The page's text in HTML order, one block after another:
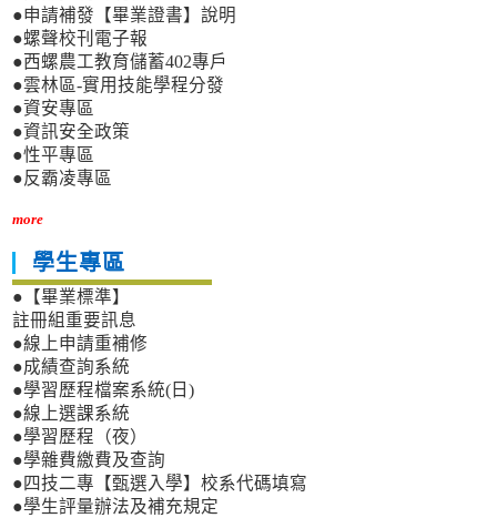
●申請補發【畢業證書】說明
●螺聲校刊電子報
●西螺農工教育儲蓄402專戶
●雲林區-實用技能學程分發
●資安專區
●資訊安全政策
●性平專區
●反霸凌專區
more
學生專區
●【畢業標準】
註冊組重要訊息
●線上申請重補修
●成績查詢系統
●學習歷程檔案系統(日)
●線上選課系統
●學習歷程（夜）
●學雜費繳費及查詢
●四技二專【甄選入學】校系代碼填寫
●學生評量辦法及補充規定